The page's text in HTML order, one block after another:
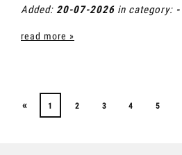
Added: 20-07-2026 in category: -
read more »
« 1 2 3 4 5